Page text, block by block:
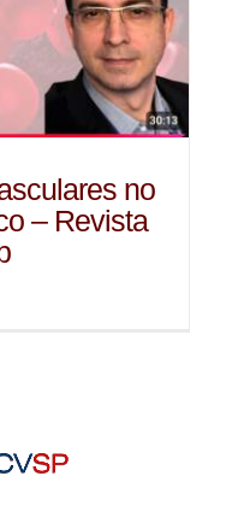
no
– Revista